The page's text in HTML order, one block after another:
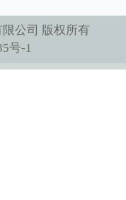
公司 版权所有
号-1